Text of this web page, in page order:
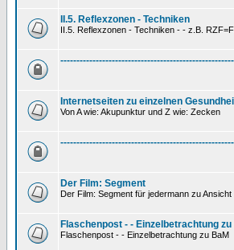
II.5. Reflexzonen - Techniken
II.5. Reflexzonen - Techniken - - z.B.
Internetseiten zu einzelnen
Von A wie: Akupunktur und Z wie: Zecken
Der Film: Segment
Der Film: Segment für jedermann zu Ansicht
Flaschenpost - - Einzelbetrachtung zu
Flaschenpost - - Einzelbetrachtung zu BaM